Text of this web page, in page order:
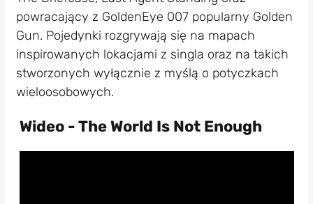
powracający z GoldenEye 007 popularny Golden
Gun. Pojedynki rozgrywają się na mapach
inspirowanych lokacjami z singla oraz na takich
stworzonych wyłącznie z myślą o potyczkach
wieloosobowych.
Wideo - The World Is Not Enough